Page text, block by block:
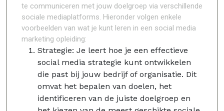
te communiceren met jouw doelgroep via verschillende
sociale mediaplatforms. Hieronder volgen enkele
voorbeelden van wat je kunt leren in een social media
marketing opleiding:
Strategie: Je leert hoe je een effectieve
social media strategie kunt ontwikkelen
die past bij jouw bedrijf of organisatie. Dit
omvat het bepalen van doelen, het
identificeren van de juiste doelgroep en